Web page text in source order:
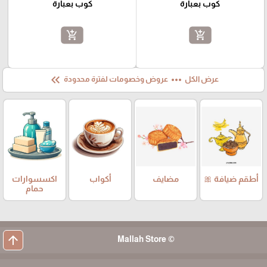
كوب بعبارة
add_shopping_cart
كوب بعبارة
add_shopping_cart
عرض الكل more_horiz عروض وخصومات لفترة محدودة keyboard_double_arrow_left
أطقم ضيافة 🎀 مضايف أكواب
اكسسوارات
حمام
© Mallah Store
arrow_upward